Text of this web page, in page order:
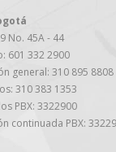
No. 45A - 44
601 332 2900
general: 310 895 8808
310 383 1353
PBX: 3322900
continuada PBX: